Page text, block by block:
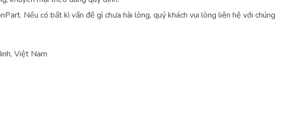
Nếu có bất kì vấn đề gì chưa hài lòng, quý khách vui lòng liên hệ với chúng
Việt Nam